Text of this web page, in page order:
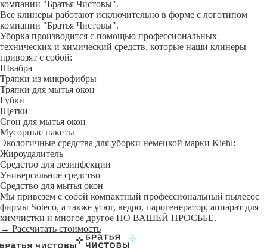
компании "Братья Чистовы".
Все клинеры работают исключительно в форме с логотипом
компании "Братья Чистовы".
Уборка производится с помощью профессиональных
технических и химический средств, которые наши клинеры
привозят с собой:
Швабра
Тряпки из микрофибры
Тряпки для мытья окон
Губки
Щетки
Сгон для мытья окон
Мусорные пакеты
Экологичные средства для уборки немецкой марки Kiehl:
Жироудалитель
Средство для дезинфекции
Универсальное средство
Средство для мытья окон
Мы привезем с собой компактный профессиональный пылесос
фирмы Soteco, а также утюг, ведро, парогенератор, аппарат для
химчистки и многое другое ПО ВАШЕЙ ПРОСЬБЕ.
→ Рассчитать стоимость